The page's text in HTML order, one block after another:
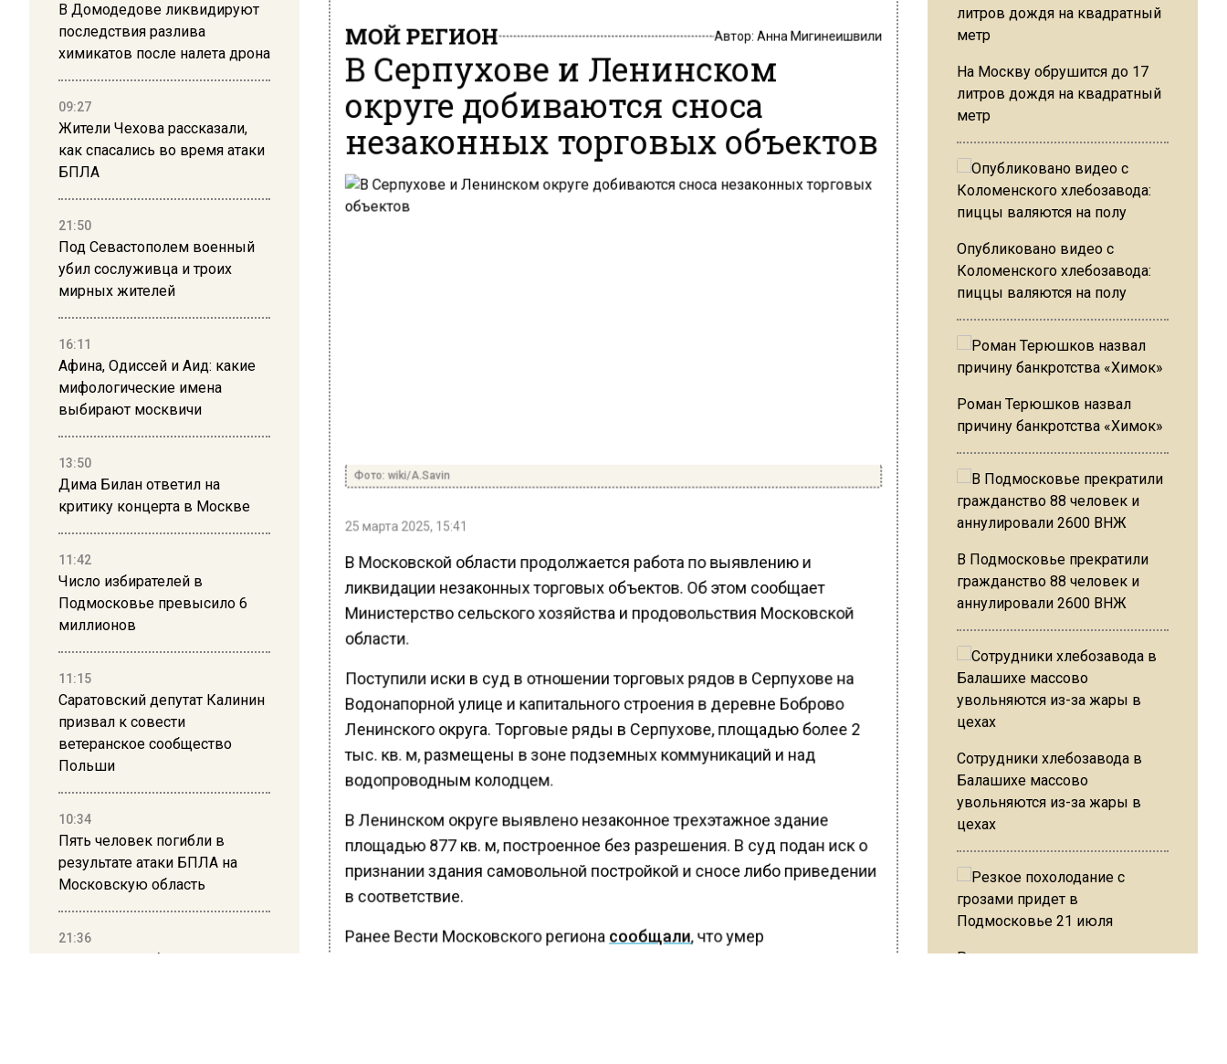
В Домодедове ликвидируют
последствия разлива
химикатов после налета дрона
09:27
Жители Чехова рассказали,
как спасались во время атаки
БПЛА
21:50
Под Севастополем военный
убил сослуживца и троих
мирных жителей
16:11
Афина, Одиссей и Аид: какие
мифологические имена
выбирают москвичи
13:50
Дима Билан ответил на
критику концерта в Москве
11:42
Число избирателей в
Подмосковье превысило 6
миллионов
11:15
Саратовский депутат Калинин
призвал к совести
ветеранское сообщество
Польши
10:34
Пять человек погибли в
результате атаки БПЛА на
Московскую область
21:36
Гражданку Узбекистана
МОЙ РЕГИОН Автор: Анна Мигинеишвили
В Серпухове и Ленинском
округе добиваются сноса
незаконных торговых объектов
Фото: wiki/A.Savin
25 марта 2025, 15:41
В Московской области продолжается работа по выявлению и
ликвидации незаконных торговых объектов. Об этом сообщает
Министерство сельского хозяйства и продовольствия Московской
области.
Поступили иски в суд в отношении торговых рядов в Серпухове на
Водонапорной улице и капитального строения в деревне Боброво
Ленинского округа. Торговые ряды в Серпухове, площадью более 2
тыс. кв. м, размещены в зоне подземных коммуникаций и над
водопроводным колодцем.
В Ленинском округе выявлено незаконное трехэтажное здание
площадью 877 кв. м, построенное без разрешения. В суд подан иск о
признании здания самовольной постройкой и сносе либо приведении
в соответствие.
Ранее Вести Московского региона сообщали, что умер
На Москву обрушится до 17
литров дождя на квадратный
метр
Опубликовано видео с
Коломенского хлебозавода:
пиццы валяются на полу
Роман Терюшков назвал
причину банкротства «Химок»
В Подмосковье прекратили
гражданство 88 человек и
аннулировали 2600 ВНЖ
Сотрудники хлебозавода в
Балашихе массово
увольняются из-за жары в
цехах
Резкое похолодание с